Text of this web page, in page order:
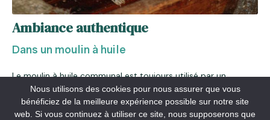
Ambiance authentique
Dans un moulin à huile
Le moulin à huile communal est toujours utilisé par un
syndicat oléicole qui a pour but principal de faire l’huile de
ses adhérents au mois de février. Il est constitué d’une pièce
unique regroupant les pressoirs, la mare et la meule.
Nous utilisons des cookies pour nous assurer que vous
bénéficiez de la meilleure expérience possible sur notre site
web. Si vous continuez à utiliser ce site, nous supposerons que